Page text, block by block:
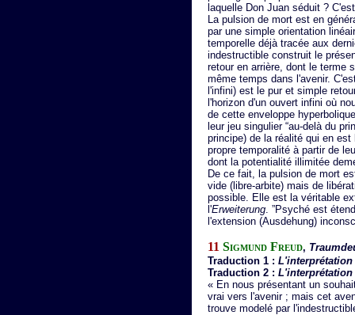
laquelle Don Juan séduit ?
La pulsion de mort est en
par une simple orientation
temporelle déjà tracée aux
indestructible construit le
retour en arrière, dont le terme
même temps dans l'avenir.
l'infini) est le pur et simple
l'horizon d'un ouvert infini où
de cette enveloppe
leur jeu singulier “au-delà du
principe) de la réalité qui en
propre temporalité à partir de
dont la potentialité illimitée
De ce fait, la pulsion de mort
vide (libre-arbite) mais de
possible. Elle est la véritable
l'Erweiterung. ”Psyché est
l'extension (Ausdehung)
11 Sigmund Freud,
Traduction 1 : L'interprétation
Traduction 2 : L'interprétation
« En nous présentant un
vrai vers l'avenir ; mais cet
trouve modelé par